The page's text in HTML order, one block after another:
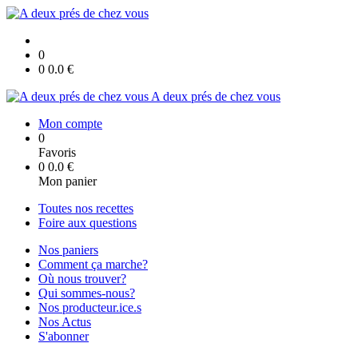
0
0 0.0 €
A deux prés de chez vous
Mon compte
0
Favoris
0 0.0 €
Mon panier
Toutes nos recettes
Foire aux questions
Nos paniers
Comment ça marche?
Où nous trouver?
Qui sommes-nous?
Nos producteur.ice.s
Nos Actus
S'abonner